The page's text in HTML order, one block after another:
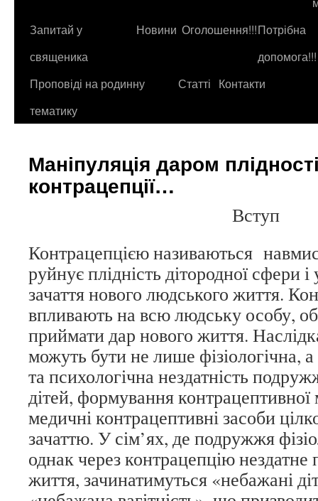
контенту
Запитай у
священика
Новини Оголошення!!!Потрібна
допомога!!!
Проповіді на родинну
тематику
Статті Контакти
Маніпуляція даром
контрацепції…
Вступ
Контрацепцією називаються
руйнує плідність дітородної сфери
зачаття нового людського життя.
впливають на всю людську особу,
приймати дар нового життя.
можуть бути не лише фізіологічна,
та психологічна нездатність
дітей, формування
медичні контрацептивні засоби
зачаттю. У сім’ях, де подружжя
однак через контрацепцію
життя, зачинатимуться «небажані